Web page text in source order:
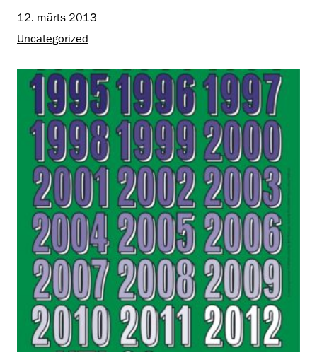
12. märts 2013
Uncategorized